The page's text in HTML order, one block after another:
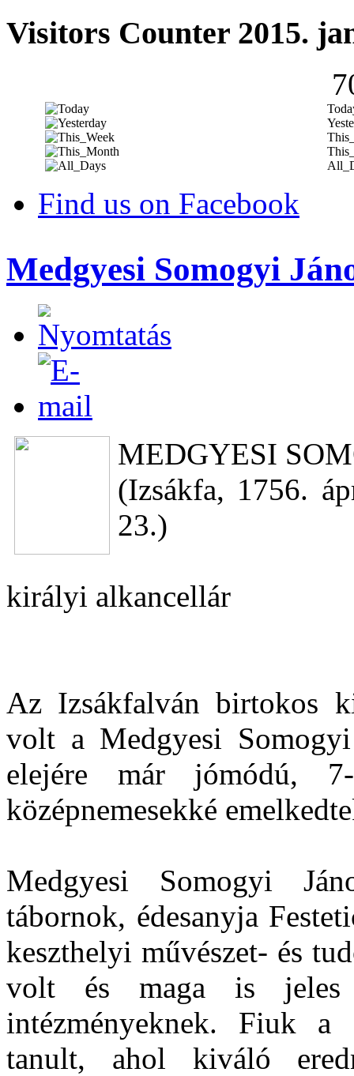
Visitors Counter 2015.
Find us on Facebook
Medgyesi Somogyi
MEDGYESI
(Izsákfa, 1756.
23.)
királyi alkancellár
Az Izsákfalván birtokos
volt a Medgyesi
elejére már jómódú,
középnemesekké
Medgyesi Somogyi
tábornok, édesanyja
keszthelyi művészet- és
volt és maga is jeles
intézményeknek. Fiuk a
tanult, ahol kiváló